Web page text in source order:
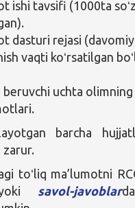
ishi tavsifi (1000ta
dasturi rejasi
vaqti koʻrsatilgan
beruvchi uchta
barcha
zarur.
toʻliq ma’lumotni
savol-javoblar